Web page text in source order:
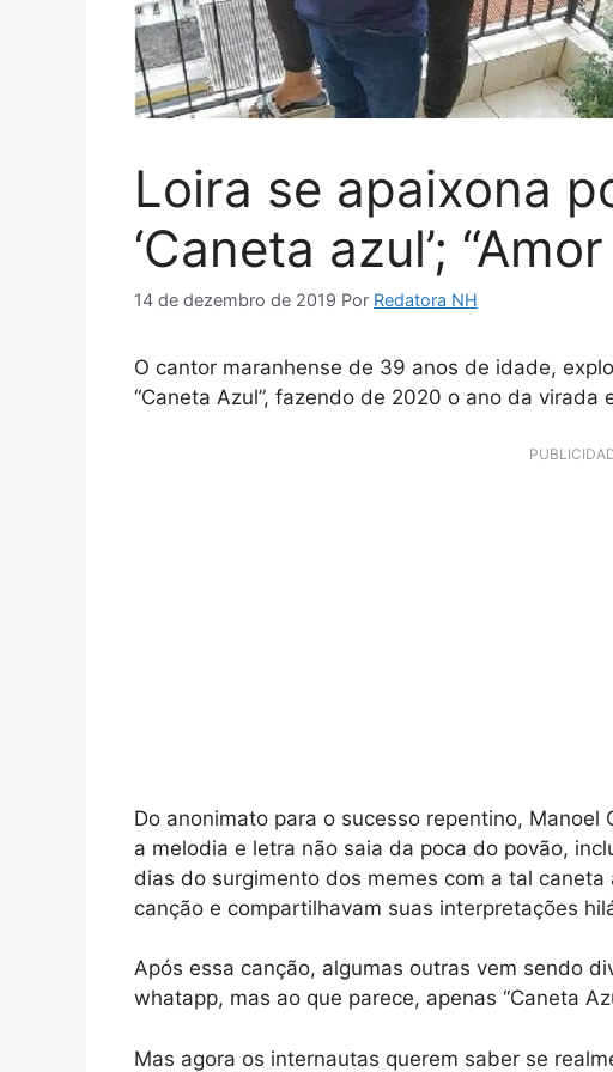
Loira se apaixona
‘Caneta azul’;
14 de dezembro de 2019 Por Redatora NH
O cantor maranhense de 39 anos de idade,
“Caneta Azul”, fazendo de 2020 o ano da virada
Do anonimato para o sucesso repentino,
a melodia e letra não saia da poca do povão,
dias do surgimento dos memes com a tal
canção e compartilhavam suas interpretações
Após essa canção, algumas outras vem sendo
whatapp, mas ao que parece, apenas “Caneta
Mas agora os internautas querem saber se